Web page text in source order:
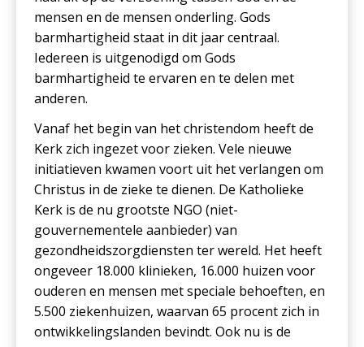
mensen en de mensen onderling. Gods
barmhartigheid staat in dit jaar centraal.
Iedereen is uitgenodigd om Gods
barmhartigheid te ervaren en te delen met
anderen.
Vanaf het begin van het christendom heeft de
Kerk zich ingezet voor zieken. Vele nieuwe
initiatieven kwamen voort uit het verlangen om
Christus in de zieke te dienen. De Katholieke
Kerk is de nu grootste NGO (niet-
gouvernementele aanbieder) van
gezondheidszorgdiensten ter wereld. Het heeft
ongeveer 18.000 klinieken, 16.000 huizen voor
ouderen en mensen met speciale behoeften, en
5.500 ziekenhuizen, waarvan 65 procent zich in
ontwikkelingslanden bevindt. Ook nu is de